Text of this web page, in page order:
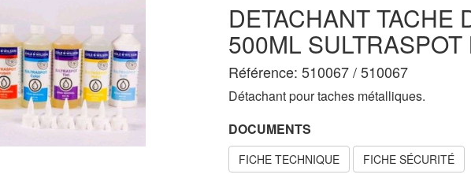
DETACHANT TACHE
500ML SULTRASPOT
Référence: 510067 / 510067
Détachant pour taches métalliques.
DOCUMENTS
FICHE TECHNIQUE FICHE SÉCURITÉ